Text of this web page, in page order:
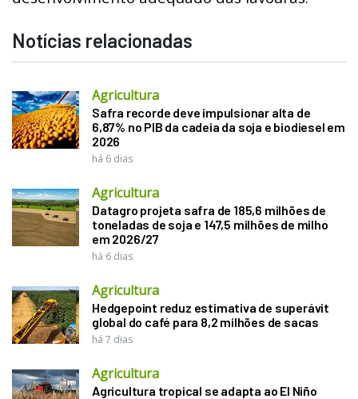
Notícias relacionadas
Agricultura
Safra recorde deve impulsionar alta de
6,87% no PIB da cadeia da soja e biodiesel em
2026
há 6 dias
Agricultura
Datagro projeta safra de 185,6 milhões de
toneladas de soja e 147,5 milhões de milho
em 2026/27
há 6 dias
Agricultura
Hedgepoint reduz estimativa de superávit
global do café para 8,2 milhões de sacas
há 7 dias
Agricultura
Agricultura tropical se adapta ao El Niño